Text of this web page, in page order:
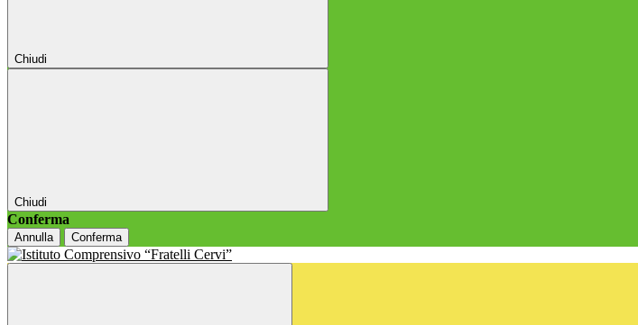
Chiudi
Chiudi
Conferma
Annulla Conferma